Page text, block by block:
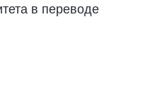
в переводе